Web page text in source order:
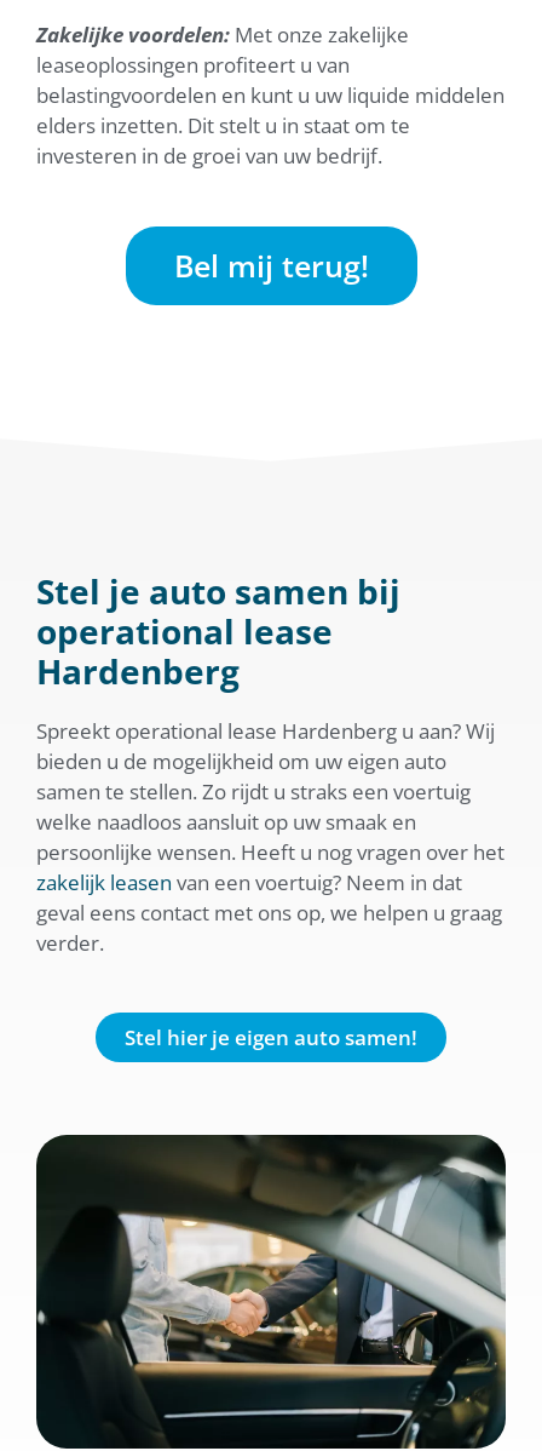
Zakelijke voordelen: Met onze zakelijke
leaseoplossingen profiteert u van
belastingvoordelen en kunt u uw liquide middelen
elders inzetten. Dit stelt u in staat om te
investeren in de groei van uw bedrijf.
Bel mij terug!
Stel je auto samen bij
operational lease
Hardenberg
Spreekt operational lease Hardenberg u aan? Wij
bieden u de mogelijkheid om uw eigen auto
samen te stellen. Zo rijdt u straks een voertuig
welke naadloos aansluit op uw smaak en
persoonlijke wensen. Heeft u nog vragen over het
zakelijk leasen van een voertuig? Neem in dat
geval eens contact met ons op, we helpen u graag
verder.
Stel hier je eigen auto samen!